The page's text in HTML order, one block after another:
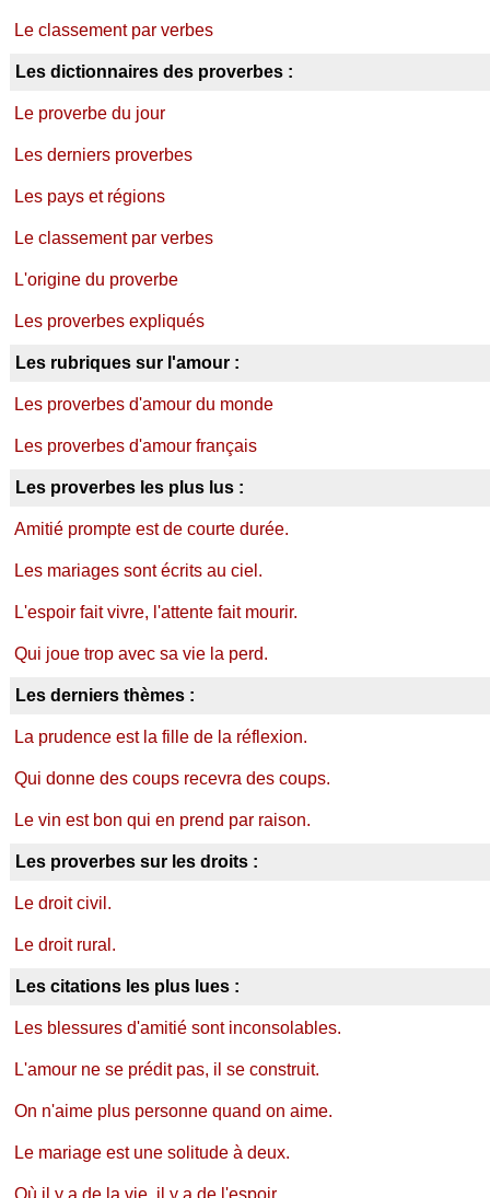
Le classement par verbes
Les dictionnaires des proverbes :
Le proverbe du jour
Les derniers proverbes
Les pays et régions
Le classement par verbes
L'origine du proverbe
Les proverbes expliqués
Les rubriques sur l'amour :
Les proverbes d'amour du monde
Les proverbes d'amour français
Les proverbes les plus lus :
Amitié prompte est de courte durée.
Les mariages sont écrits au ciel.
L'espoir fait vivre, l'attente fait mourir.
Qui joue trop avec sa vie la perd.
Les derniers thèmes :
La prudence est la fille de la réflexion.
Qui donne des coups recevra des coups.
Le vin est bon qui en prend par raison.
Les proverbes sur les droits :
Le droit civil.
Le droit rural.
Les citations les plus lues :
Les blessures d'amitié sont inconsolables.
L'amour ne se prédit pas, il se construit.
On n'aime plus personne quand on aime.
Le mariage est une solitude à deux.